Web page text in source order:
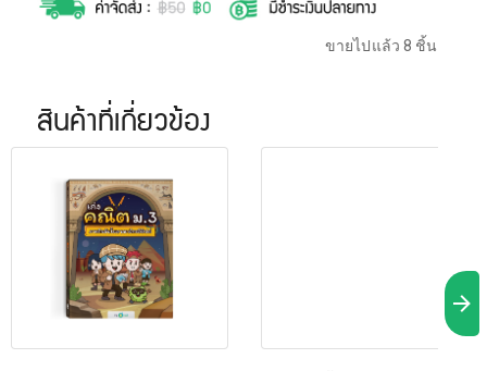
ขายไปแล้ว 8 ชิ้น
สินค้าที่เกี่ยวข้อง